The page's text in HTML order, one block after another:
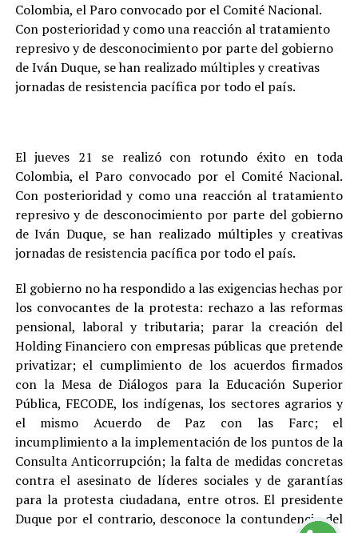
Colombia, el Paro convocado por el Comité Nacional.
Con posterioridad y como una reacción al tratamiento
represivo y de desconocimiento por parte del gobierno
de Iván Duque, se han realizado múltiples y creativas
jornadas de resistencia pacífica por todo el país.
El jueves 21 se realizó con rotundo éxito en toda
Colombia, el Paro convocado por el Comité Nacional.
Con posterioridad y como una reacción al tratamiento
represivo y de desconocimiento por parte del gobierno
de Iván Duque, se han realizado múltiples y creativas
jornadas de resistencia pacífica por todo el país.
El gobierno no ha respondido a las exigencias hechas por
los convocantes de la protesta: rechazo a las reformas
pensional, laboral y tributaria; parar la creación del
Holding Financiero con empresas públicas que pretende
privatizar; el cumplimiento de los acuerdos firmados
con la Mesa de Diálogos para la Educación Superior
Pública, FECODE, los indígenas, los sectores agrarios y
el mismo Acuerdo de Paz con las Farc; el
incumplimiento a la implementación de los puntos de la
Consulta Anticorrupción; la falta de medidas concretas
contra el asesinato de líderes sociales y de garantías
para la protesta ciudadana, entre otros. El presidente
Duque por el contrario, desconoce la contundencia del